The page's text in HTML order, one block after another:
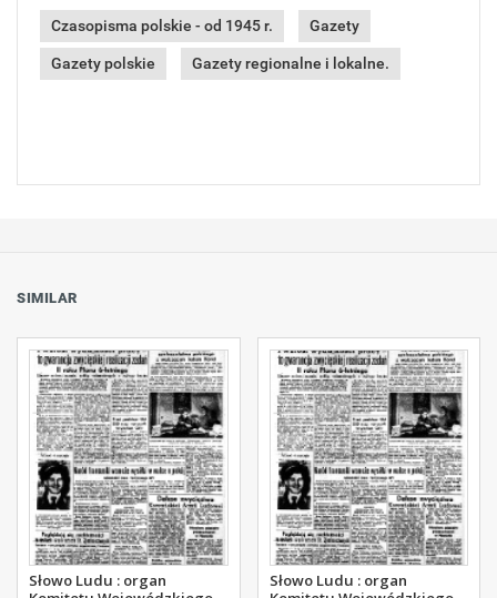
Czasopisma polskie - od 1945 r. Gazety
Gazety polskie Gazety regionalne i lokalne.
SIMILAR
Słowo Ludu : organ
Słowo Ludu : organ